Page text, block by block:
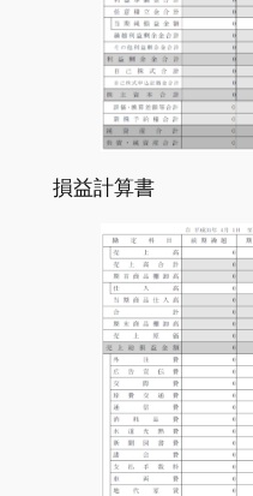
損益計算書